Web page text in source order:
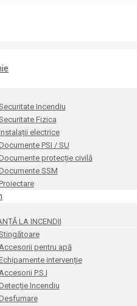
Incendiu
Fizica
electrice
PSI / SU
protecție civilă
SSM
LA INCENDII
pentru apă
intervenție
P.S.I
Incendiu